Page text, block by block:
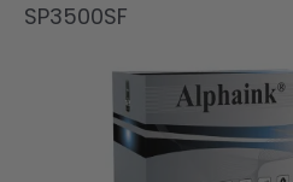
SP3500SF